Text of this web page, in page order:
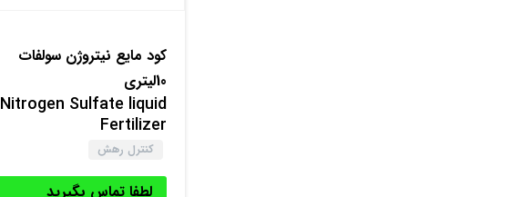
کود مایع نیتروژن سولفات
10لیتری
Nitrogen Sulfate liquid
Fertilizer
کنترل رهش
لطفا تماس بگیرید